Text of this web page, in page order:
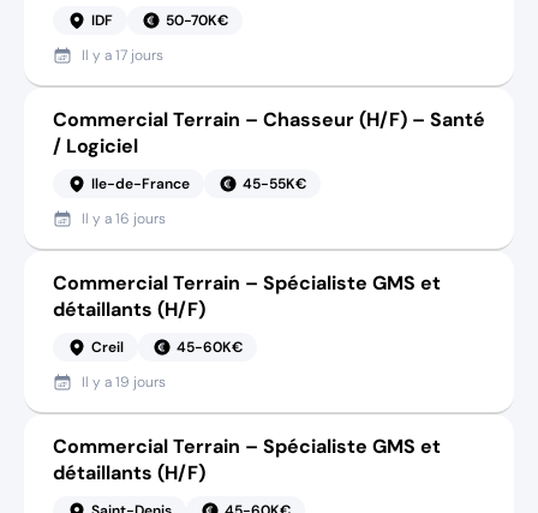
IDF
50-70K€
Il y a17 jours
Commercial Terrain – Chasseur (H/F) – Santé
/ Logiciel
Ile-de-France
45-55K€
Il y a16 jours
Commercial Terrain – Spécialiste GMS et
détaillants (H/F)
Creil
45-60K€
Il y a19 jours
Commercial Terrain – Spécialiste GMS et
détaillants (H/F)